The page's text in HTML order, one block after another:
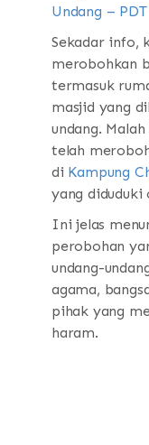
Undang –
Sekadar info,
merobohkan
termasuk
masjid yang
undang.
telah
di Kampung
yang diduduki
Ini jelas
perobohan
undang-
agama,
pihak yang
haram.